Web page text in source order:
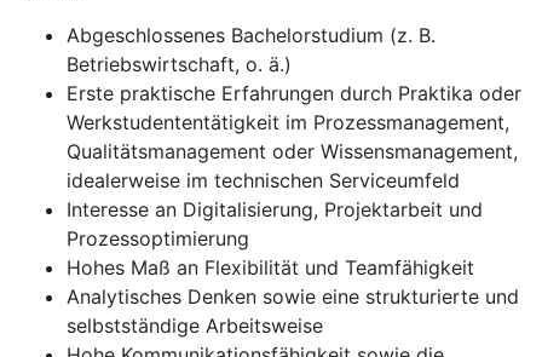
Abgeschlossenes Bachelorstudium (z. B.
Betriebswirtschaft, o. ä.)
Erste praktische Erfahrungen durch Praktika oder
Werkstudententätigkeit im Prozessmanagement,
Qualitätsmanagement oder Wissensmanagement,
idealerweise im technischen Serviceumfeld
Interesse an Digitalisierung, Projektarbeit und
Prozessoptimierung
Hohes Maß an Flexibilität und Teamfähigkeit
Analytisches Denken sowie eine strukturierte und
selbstständige Arbeitsweise